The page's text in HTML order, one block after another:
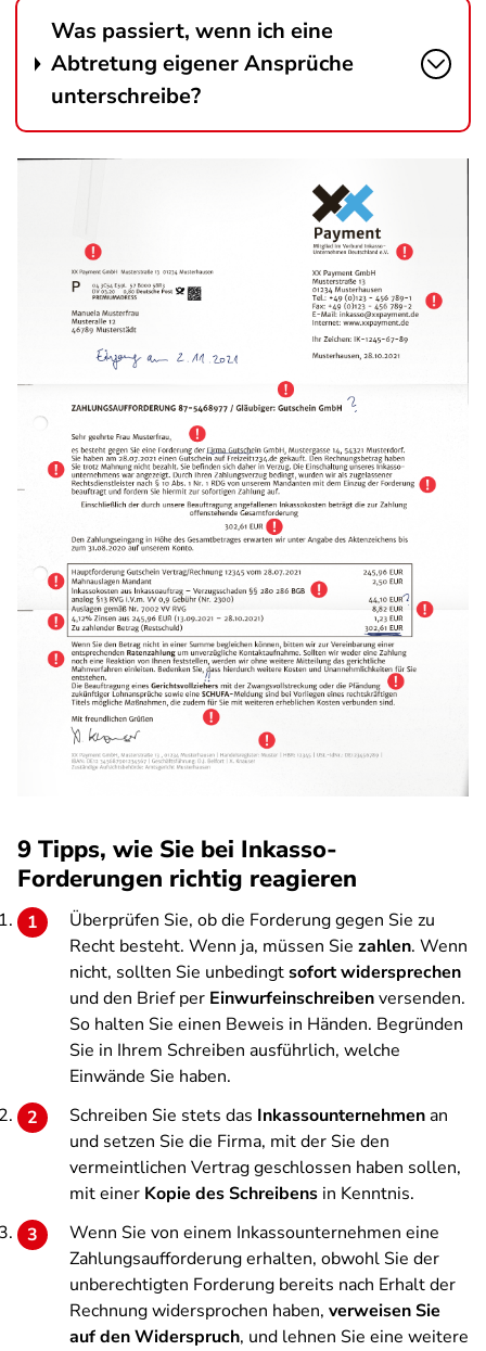
Was passiert, wenn ich eine
Abtretung eigener Ansprüche
unterschreibe?
9 Tipps, wie Sie bei Inkasso-
Forderungen richtig reagieren
Überprüfen Sie, ob die Forderung gegen Sie zu
Recht besteht. Wenn ja, müssen Sie zahlen. Wenn
nicht, sollten Sie unbedingtsofort widersprechen
und den Brief per Einwurfeinschreibenversenden.
So halten Sie einen Beweis in Händen. Begründen
Sie in Ihrem Schreiben ausführlich, welche
Einwände Sie haben.
Schreiben Sie stets das Inkassounternehmenan
und setzen Sie die Firma, mit der Sie den
vermeintlichen Vertrag geschlossen haben sollen,
mit einer Kopie des Schreibens in Kenntnis.
Wenn Sie von einem Inkassounternehmen eine
Zahlungsaufforderung erhalten, obwohl Sie der
unberechtigten Forderung bereits nach Erhalt der
Rechnung widersprochen haben, verweisen Sie
auf den Widerspruch, und lehnen Sie eine weitere